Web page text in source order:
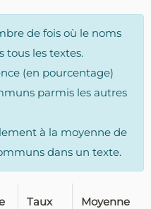
de fois où le noms
tous les textes.
(en pourcentage)
parmis les autres
à la moyenne de
dans un texte.
Taux Moyenne